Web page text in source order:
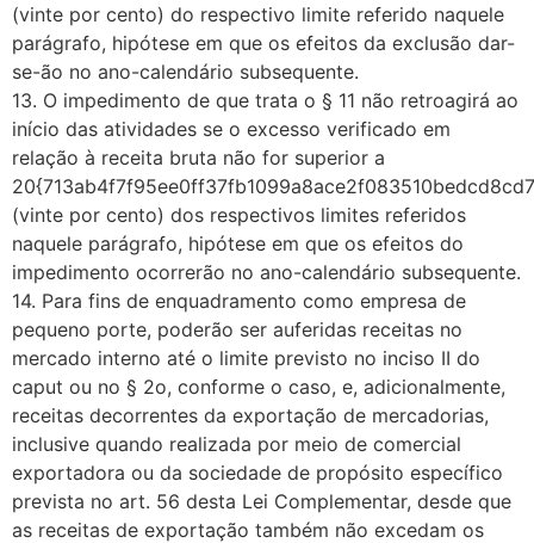
(vinte por cento) do respectivo limite referido naquele
parágrafo, hipótese em que os efeitos da exclusão dar-
se-ão no ano-calendário subsequente.
13. O impedimento de que trata o § 11 não retroagirá ao
início das atividades se o excesso verificado em
relação à receita bruta não for superior a
(vinte por cento) dos respectivos limites referidos
naquele parágrafo, hipótese em que os efeitos do
impedimento ocorrerão no ano-calendário subsequente.
14. Para fins de enquadramento como empresa de
pequeno porte, poderão ser auferidas receitas no
mercado interno até o limite previsto no inciso II do
caput ou no § 2o, conforme o caso, e, adicionalmente,
receitas decorrentes da exportação de mercadorias,
inclusive quando realizada por meio de comercial
exportadora ou da sociedade de propósito específico
prevista no art. 56 desta Lei Complementar, desde que
as receitas de exportação também não excedam os